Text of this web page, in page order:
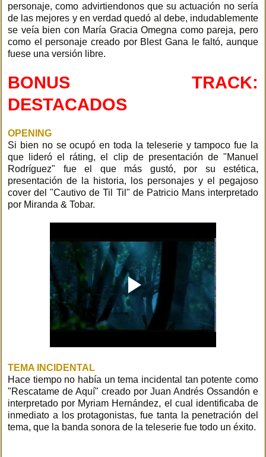
personaje, como advirtiendonos que su actuación no sería
de las mejores y en verdad quedó al debe, indudablemente
se veía bien con María Gracia Omegna como pareja, pero
como el personaje creado por Blest Gana le faltó, aunque
fuese una versión libre.
BONUS TRACK:
DESTACADOS
OPENING
Si bien no se ocupó en toda la teleserie y tampoco fue la
que lideró el ráting, el clip de presentación de "Manuel
Rodríguez" fue el que más gustó, por su estética,
presentación de la historia, los personajes y el pegajoso
cover del "Cautivo de Til Til" de Patricio Mans interpretado
por Miranda & Tobar.
TEMA INCIDENTAL
Hace tiempo no había un tema incidental tan potente como
"Rescatame de Aquí" creado por Juan Andrés Ossandón e
interpretado por Myriam Hernández, el cual identificaba de
inmediato a los protagonistas, fue tanta la penetración del
tema, que la banda sonora de la teleserie fue todo un éxito.